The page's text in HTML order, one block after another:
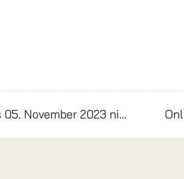
Unser Büro ist von 26. Oktober bis 05. November 2023 nicht besetzt.